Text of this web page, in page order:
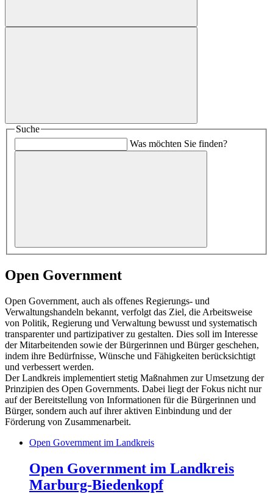
Suche
Was möchten Sie finden?
Open Government
Open Government, auch als offenes Regierungs- und
Verwaltungshandeln bekannt, verfolgt das Ziel, die Arbeitsweise
von Politik, Regierung und Verwaltung bewusst und systematisch
transparenter und partizipativer zu gestalten. Dies soll im Interesse
der Mitarbeitenden sowie der Bürgerinnen und Bürger geschehen,
indem ihre Bedürfnisse, Wünsche und Fähigkeiten berücksichtigt
und verbessert werden.
Der Landkreis implementiert stetig Maßnahmen zur Umsetzung der
Prinzipien des Open Governments. Dabei liegt der Fokus nicht nur
auf der Bereitstellung von Informationen für die Bürgerinnen und
Bürger, sondern auch auf ihrer aktiven Einbindung und der
Förderung von Zusammenarbeit.
Open Government im Landkreis
Open Government im Landkreis
Marburg-Biedenkopf